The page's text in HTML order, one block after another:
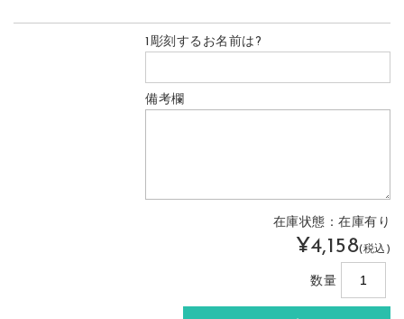
1彫刻するお名前は?
備考欄
在庫状態：在庫有り
¥4,158(税込)
数量